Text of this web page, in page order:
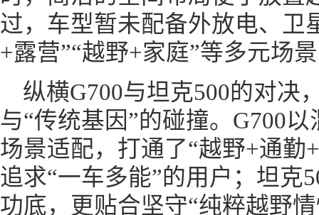
过，车型暂未配备外放电、卫
+露营”“越野+家庭”等多元场
纵横G700与坦克500的对决
与“传统基因”的碰撞。G700
场景适配，打通了“越野+通勤
追求“一车多能”的用户；坦克
功底，更贴合坚守“纯粹越野